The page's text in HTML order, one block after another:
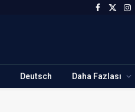
Facebook
X
Deutsch Daha Fazlası